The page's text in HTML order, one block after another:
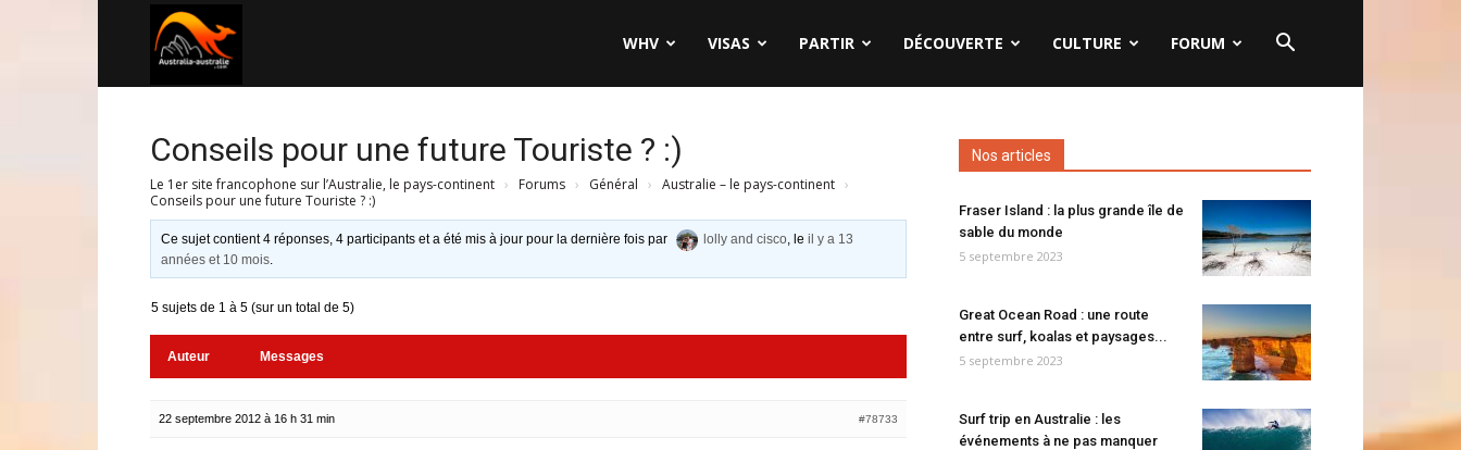
WHV VISAS PARTIR DÉCOUVERTE CULTURE FORUM
Conseils pour une future Touriste ? :)
Le 1er site francophone sur l’Australie, le pays-continent › Forums › Général › Australie – le pays-continent ›
Conseils pour une future Touriste ? :)
Ce sujet contient 4 réponses, 4 participants et a été mis à jour pour la dernière fois par lolly and cisco, leil y a 13
années et 10 mois.
5 sujets de 1 à 5 (sur un total de 5)
Auteur Messages
22 septembre 2012 à 16 h 31 min #78733
Nos articles
Fraser Island : la plus grande île de
sable du monde
5 septembre 2023
Great Ocean Road : une route
entre surf, koalas et paysages...
5 septembre 2023
Surf trip en Australie : les
événements à ne pas manquer